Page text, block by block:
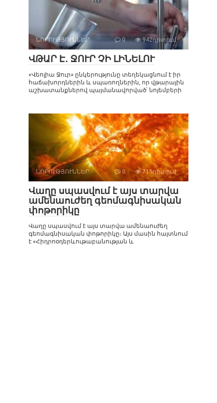
ՆՈՐՈՒԹՅՈՒՆՆԵՐ 0 942դիտում
ՎԹԱՐ Է․ ՋՈՒՐ ՉԻ ԼԻՆԵԼՈՒ
«Վեոլիա Ջուր» ընկերությունը տեղեկացնում է իր
հաճախորդներին և սպառողներին, որ վթարային
աշխատանքներով պայմանավորված՝ նոյեմբերի
ՆՈՐՈՒԹՅՈՒՆՆԵՐ 0 715դիտում
Վաղը սպասվում է այս տարվա
ամենաուժեղ գեոմագնիսական
փոթորիկը
Վաղը սպասվում է այս տարվա ամենաուժեղ
գեոմագնիսական փոթորիկը։ Այս մասին հայտնում
է «Հիդրոօդերևութաբանության և